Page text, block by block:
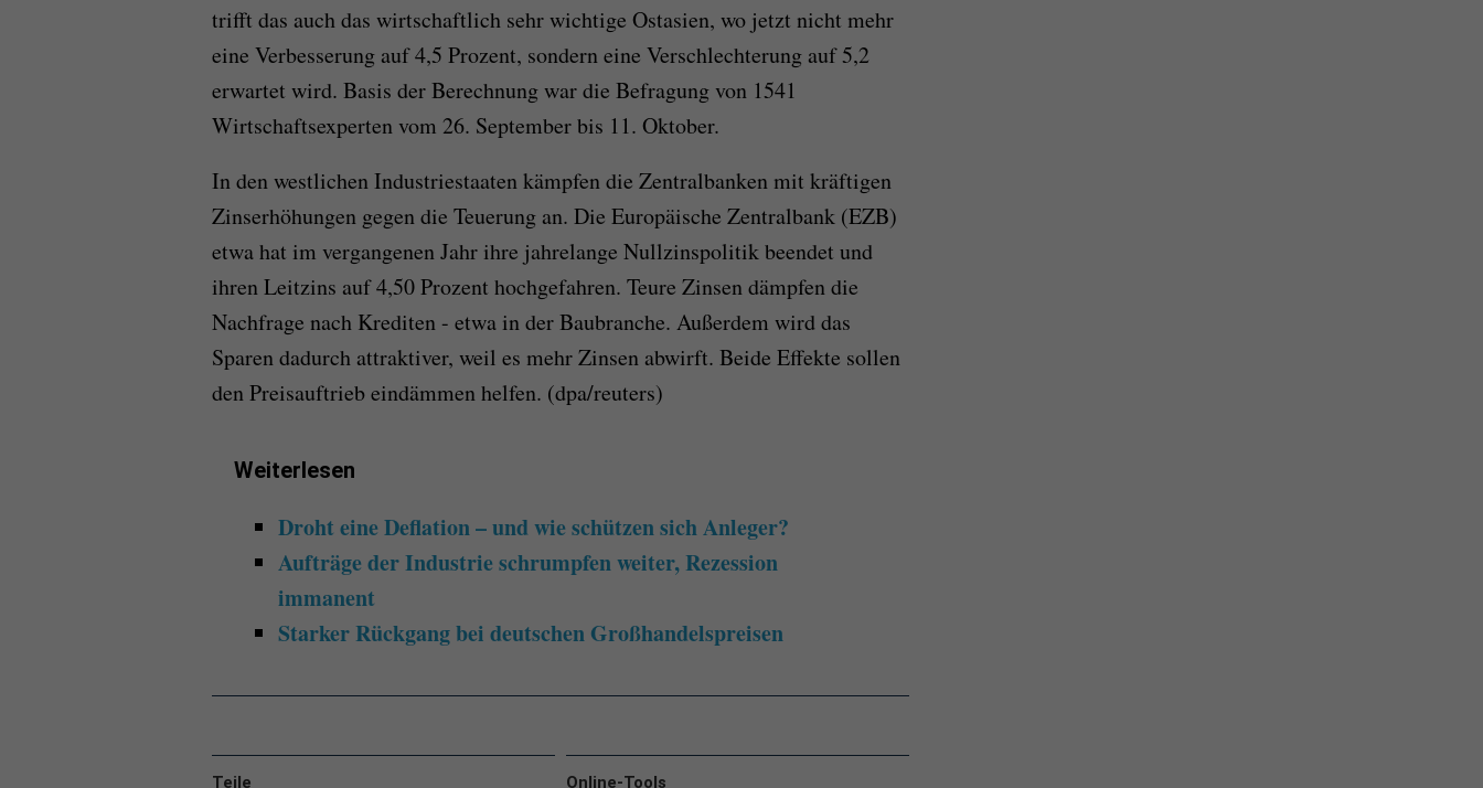
trifft das auch das wirtschaftlich sehr wichtige Ostasien, wo jetzt nicht mehr
eine Verbesserung auf 4,5 Prozent, sondern eine Verschlechterung auf 5,2
erwartet wird. Basis der Berechnung war die Befragung von 1541
Wirtschaftsexperten vom 26. September bis 11. Oktober.
In den westlichen Industriestaaten kämpfen die Zentralbanken mit kräftigen
Zinserhöhungen gegen die Teuerung an. Die Europäische Zentralbank (EZB)
etwa hat im vergangenen Jahr ihre jahrelange Nullzinspolitik beendet und
ihren Leitzins auf 4,50 Prozent hochgefahren. Teure Zinsen dämpfen die
Nachfrage nach Krediten - etwa in der Baubranche. Außerdem wird das
Sparen dadurch attraktiver, weil es mehr Zinsen abwirft. Beide Effekte sollen
den Preisauftrieb eindämmen helfen. (dpa/reuters)
Weiterlesen
Droht eine Deflation – und wie schützen sich Anleger?
Aufträge der Industrie schrumpfen weiter, Rezession
immanent
Starker Rückgang bei deutschen Großhandelspreisen
Online-Tools
Teile